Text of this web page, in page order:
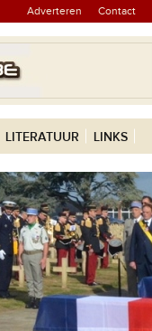
Adverteren Contact
LITERATUUR LINKS